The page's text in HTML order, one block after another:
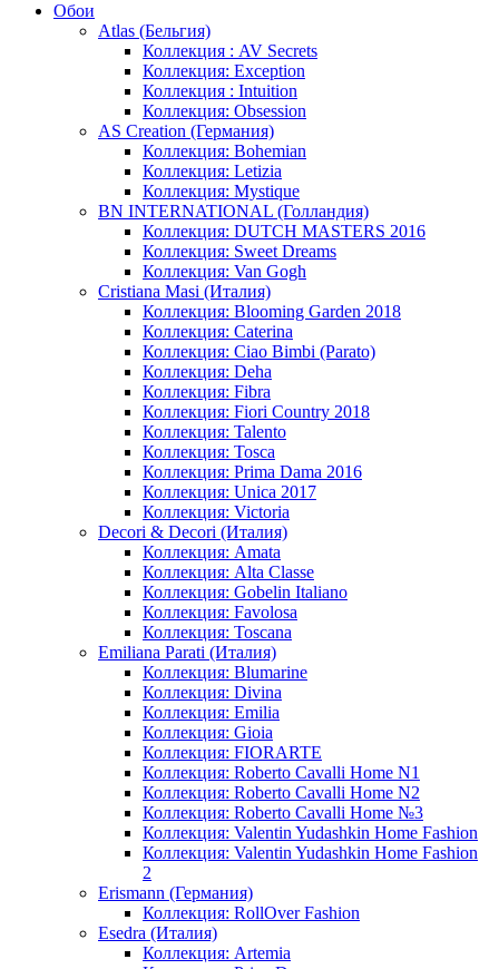
Обои
Atlas (Бельгия)
Коллекция : AV Secrets
Коллекция: Exception
Коллекция : Intuition
Коллекция: Obsession
AS Creation (Германия)
Коллекция: Bohemian
Коллекция: Letizia
Коллекция: Mystique
BN INTERNATIONAL (Голландия)
Коллекция: DUTCH MASTERS 2016
Коллекция: Sweet Dreams
Коллекция: Van Gogh
Cristiana Masi (Италия)
Коллекция: Blooming Garden 2018
Коллекция: Caterina
Коллекция: Ciao Bimbi (Parato)
Коллекция: Deha
Коллекция: Fibra
Коллекция: Fiori Country 2018
Коллекция: Talento
Коллекция: Tosca
Коллекция: Prima Dama 2016
Коллекция: Unica 2017
Коллекция: Victoria
Decori & Decori (Италия)
Коллекция: Amata
Коллекция: Alta Classe
Коллекция: Gobelin Italiano
Коллекция: Favolosa
Коллекция: Toscana
Emiliana Parati (Италия)
Коллекция: Blumarine
Коллекция: Divina
Коллекция: Emilia
Коллекция: Gioia
Коллекция: FIORARTE
Коллекция: Roberto Cavalli Home N1
Коллекция: Roberto Cavalli Home N2
Коллекция: Roberto Cavalli Home №3
Коллекция: Valentin Yudashkin Home Fashion
Коллекция: Valentin Yudashkin Home Fashion
2
Erismann (Германия)
Коллекция: RollOver Fashion
Esedra (Италия)
Коллекция: Artemia